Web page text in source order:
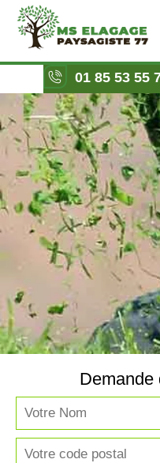
01 85 53 55
Demande